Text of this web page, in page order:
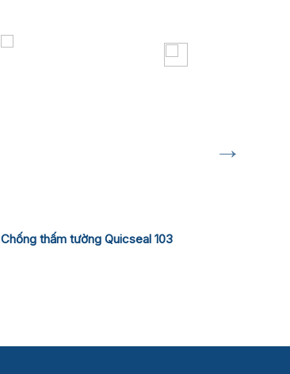
Chống thấm tường Quicseal 103